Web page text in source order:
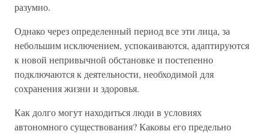
разумно.
Однако через определенный период все эти лица, за
небольшим исключением, успокаиваются, адаптируются
к новой непривычной обстановке и постепенно
подключаются к деятельности, необходимой для
сохранения жизни и здоровья.
Как долго могут находиться люди в условиях
автономного существования? Каковы его предельно